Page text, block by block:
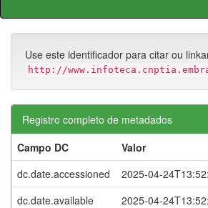
Use este identificador para citar ou
http://
Registro completo de metadados
Campo DC
Valor
dc.date.accessioned
2025-04-
dc.date.available
2025-04-